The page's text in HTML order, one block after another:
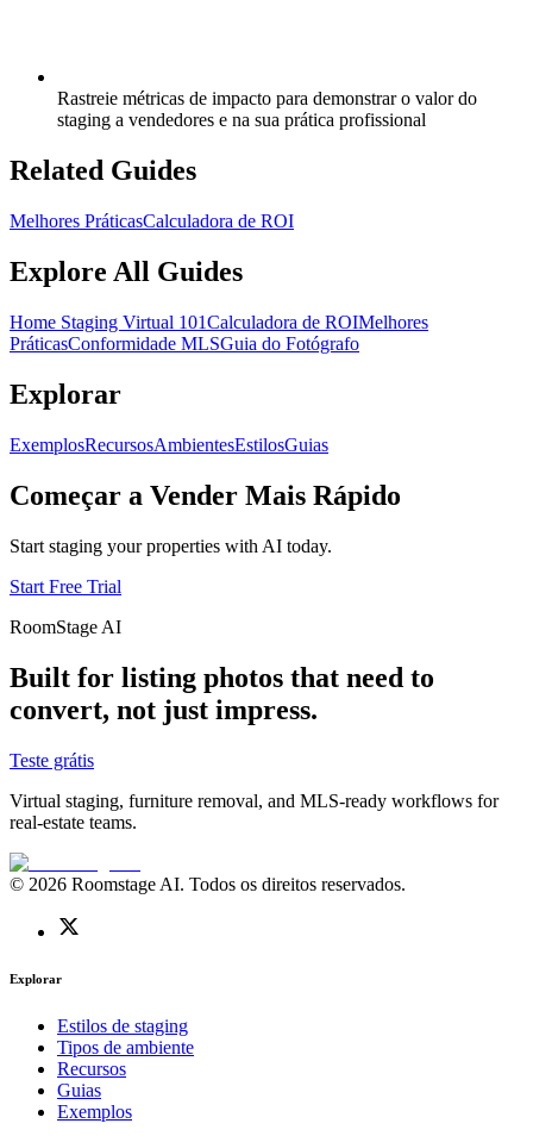
Rastreie métricas de impacto para demonstrar o valor do
staging a vendedores e na sua prática profissional
Related Guides
Melhores PráticasCalculadora de ROI
Explore All Guides
Home Staging Virtual 101Calculadora de ROIMelhores
PráticasConformidade MLSGuia do Fotógrafo
Explorar
ExemplosRecursosAmbientesEstilosGuias
Começar a Vender Mais Rápido
Start staging your properties with AI today.
Start Free Trial
RoomStage AI
Built for listing photos that need to
convert, not just impress.
Teste grátis
Virtual staging, furniture removal, and MLS-ready workflows for
real-estate teams.
© 2026 Roomstage AI. Todos os direitos reservados.
Explorar
Estilos de staging
Tipos de ambiente
Recursos
Guias
Exemplos